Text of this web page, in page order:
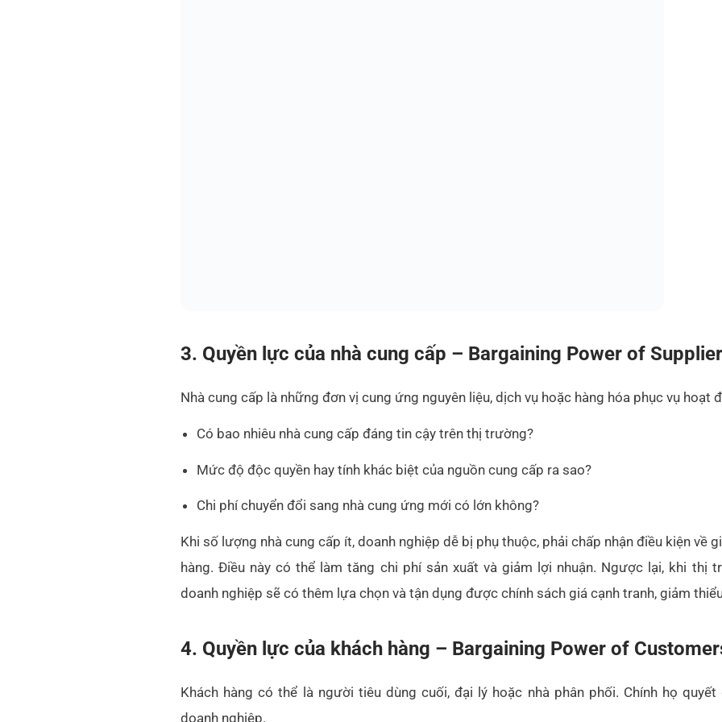
4. Quyền lực của khách hàng – Bargaining Power of Customers
doanh nghiệp.
Số lượng khách hàng hiện tại là bao nhiêu, giá trị đơn hàng trung bình thế nào?
Chi phí mà khách hàng phải trả khi chuyển sang sản phẩm/dịch vụ của đối thủ có cao
Khách hàng có khả năng gây áp lực về giá, chất lượng hay điều kiện mua bán không?
Nếu khách hàng tập trung vào một nhóm nhỏ, họ có nhiều quyền thương lượng và dễ ép
lại, khi tệp khách hàng đa dạng và số lượng lớn, doanh nghiệp có thể tăng giá và cải
5. Nguy cơ từ sản phẩm thay thế – Threat of Substitutes